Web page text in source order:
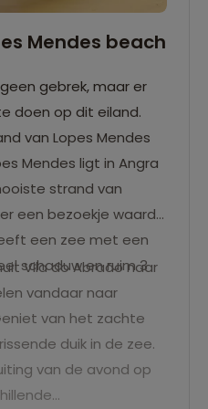
Mendes beach
gebrek, maar er
doen op dit eiland.
van Lopes Mendes
Mendes ligt in Angra
strand van
een bezoekje waard
een zee met een
schaduw en ruim 3
Vila do Abraão naar
vandaar naar
van het zachte
duik in de zee.
van de avond op